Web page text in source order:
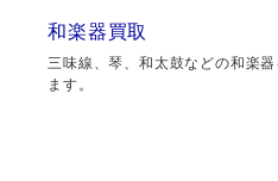
和楽器買取
三味線、琴、和太鼓などの和楽器
ます。